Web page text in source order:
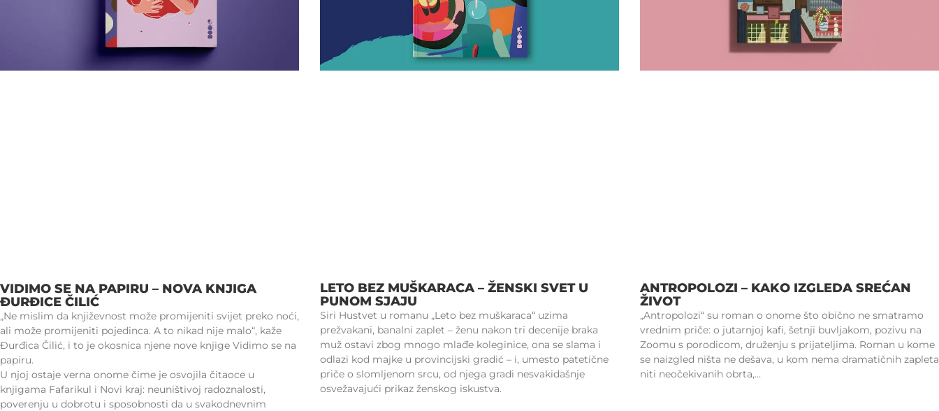
VIDIMO SE NA PAPIRU – NOVA KNJIGA
ĐURĐICE ČILIĆ
„Ne mislim da književnost može promijeniti svijet preko noći,
ali može promijeniti pojedinca. A to nikad nije malo“, kaže
Đurđica Čilić, i to je okosnica njene nove knjige Vidimo se na
papiru.
U njoj ostaje verna onome čime je osvojila čitaoce u
knjigama Fafarikul i Novi kraj: neuništivoj radoznalosti,
poverenju u dobrotu i sposobnosti da u svakodnevnim
LETO BEZ MUŠKARACA – ŽENSKI SVET U
PUNOM SJAJU
Siri Hustvet u romanu „Leto bez muškaraca“ uzima
prežvakani, banalni zaplet – ženu nakon tri decenije braka
muž ostavi zbog mnogo mlađe koleginice, ona se slama i
odlazi kod majke u provincijski gradić – i, umesto patetične
priče o slomljenom srcu, od njega gradi nesvakidašnje
osvežavajući prikaz ženskog iskustva.
ANTROPOLOZI – KAKO IZGLEDA SREĆAN
ŽIVOT
„Antropolozi“ su roman o onome što obično ne smatramo
vrednim priče: o jutarnjoj kafi, šetnji buvljakom, pozivu na
Zoomu s porodicom, druženju s prijateljima. Roman u kome
se naizgled ništa ne dešava, u kom nema dramatičnih zapleta
niti neočekivanih obrta,…